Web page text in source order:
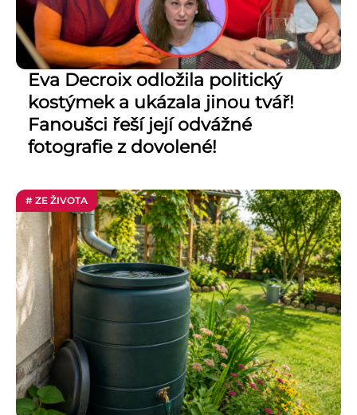
Eva Decroix odložila politický
kostýmek a ukázala jinou tvář!
Fanoušci řeší její odvážné
fotografie z dovolené!
# ZE ŽIVOTA